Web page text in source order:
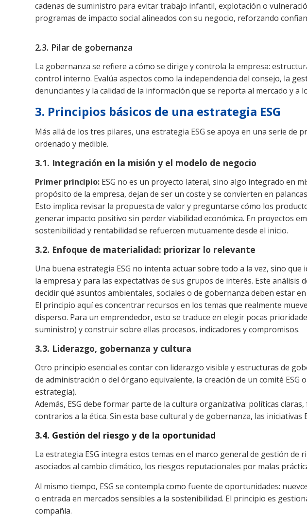
cadenas de suministro para evitar trabajo infantil, explotación o
programas de impacto social alineados con su negocio, reforzando
2.3. Pilar de gobernanza
La gobernanza se refiere a cómo se dirige y controla la empresa: estructura de órganos de gobierno,
control interno. Evalúa aspectos como la independencia del consejo, la
denunciantes y la calidad de la información que se reporta al mercado y a
3. Principios básicos de una estrategia ESG
Más allá de los tres pilares, una estrategia ESG se apoya en una serie
ordenado y medible.
3.1. Integración en la misión y el modelo de negocio
Primer principio:ESG no es un proyecto lateral, sino algo integrado en
propósito de la empresa, dejan de ser un coste y se convierten en
Esto implica revisar la propuesta de valor y preguntarse cómo los
generar impacto positivo sin perder viabilidad económica. En proyectos
sostenibilidad y rentabilidad se refuercen mutuamente desde el inicio.
3.2. Enfoque de materialidad: priorizar lo relevante
Una buena estrategia ESG no intenta actuar sobre todo a la vez, sino
la empresa y para las expectativas de sus grupos de interés. Este
decidir qué asuntos ambientales, sociales o de gobernanza deben estar
El principio aquí es concentrar recursos en los temas que realmente
disperso. Para un emprendedor, esto se traduce en elegir pocas
suministro) y construir sobre ellas procesos, indicadores y compromisos.
3.3. Liderazgo, gobernanza y cultura
Otro principio esencial es contar con liderazgo visible y estructuras de
de administración o del órgano equivalente, la creación de un comité
estrategia).
Además, ESG debe formar parte de la cultura organizativa: políticas
contrarios a la ética. Sin esta base cultural y de gobernanza, las
3.4. Gestión del riesgo y de la oportunidad
La estrategia ESG integra estos temas en el marco general de gestión
asociados al cambio climático, los riesgos reputacionales por malas
Al mismo tiempo, ESG se contempla como fuente de oportunidades:
o entrada en mercados sensibles a la sostenibilidad. El principio es
compañía.